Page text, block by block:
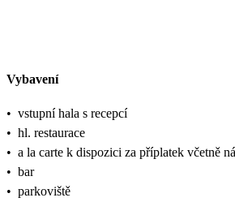
Vybavení
• vstupní hala s recepcí
• hl. restaurace
• a la carte k dispozici za příplatek včetně
• bar
• parkoviště